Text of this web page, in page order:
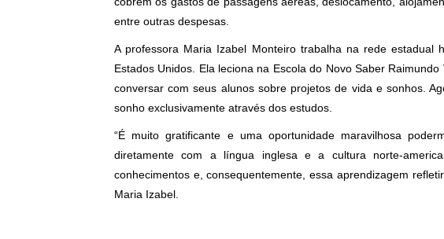
entre outras despesas.
A professora Maria Izabel Monteiro trabalha na rede
Estados Unidos. Ela leciona na Escola do Novo Saber
conversar com seus alunos sobre projetos de vida e sonhos.
sonho exclusivamente através dos estudos.
“É muito gratificante e uma oportunidade maravilhosa
diretamente com a língua inglesa e a cultura norte-
conhecimentos e, consequentemente, essa aprendizagem
Maria Izabel.